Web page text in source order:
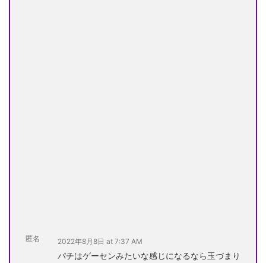
匿名 2022年8月8日 at 7:37 AM
パチはゲーセンみたいな感じになるなら玉づまり